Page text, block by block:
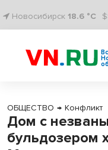
Новосибирск 18.6 °C
ОБЩЕСТВО → Конфликт
Дом с
бульдозером